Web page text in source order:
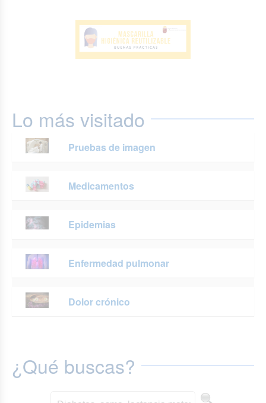
Lo más visitado
Pruebas de imagen
Medicamentos
Epidemias
Enfermedad pulmonar
Dolor crónico
¿Qué buscas?